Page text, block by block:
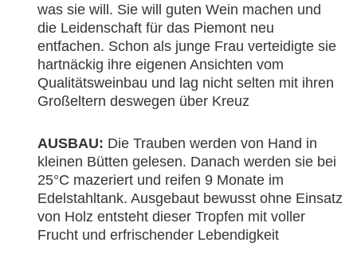
was sie will. Sie will guten Wein machen und
die Leidenschaft für das Piemont neu
entfachen. Schon als junge Frau verteidigte sie
hartnäckig ihre eigenen Ansichten vom
Qualitätsweinbau und lag nicht selten mit ihren
Großeltern deswegen über Kreuz
AUSBAU: Die Trauben werden von Hand in
kleinen Bütten gelesen. Danach werden sie bei
25°C mazeriert und reifen 9 Monate im
Edelstahltank. Ausgebaut bewusst ohne Einsatz
von Holz entsteht dieser Tropfen mit voller
Frucht und erfrischender Lebendigkeit